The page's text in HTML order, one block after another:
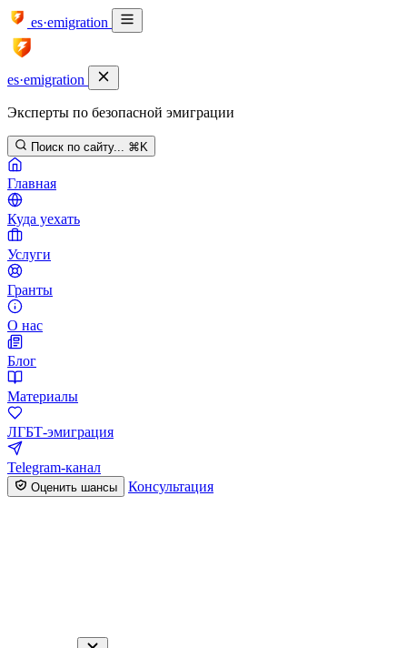
es·emigration
es·emigration
Эксперты по безопасной эмиграции
Поиск по сайту... ⌘K
Главная
Куда уехать
Услуги
Гранты
О нас
Блог
Материалы
ЛГБТ-эмиграция
Telegram-канал
Оценить шансы Консультация